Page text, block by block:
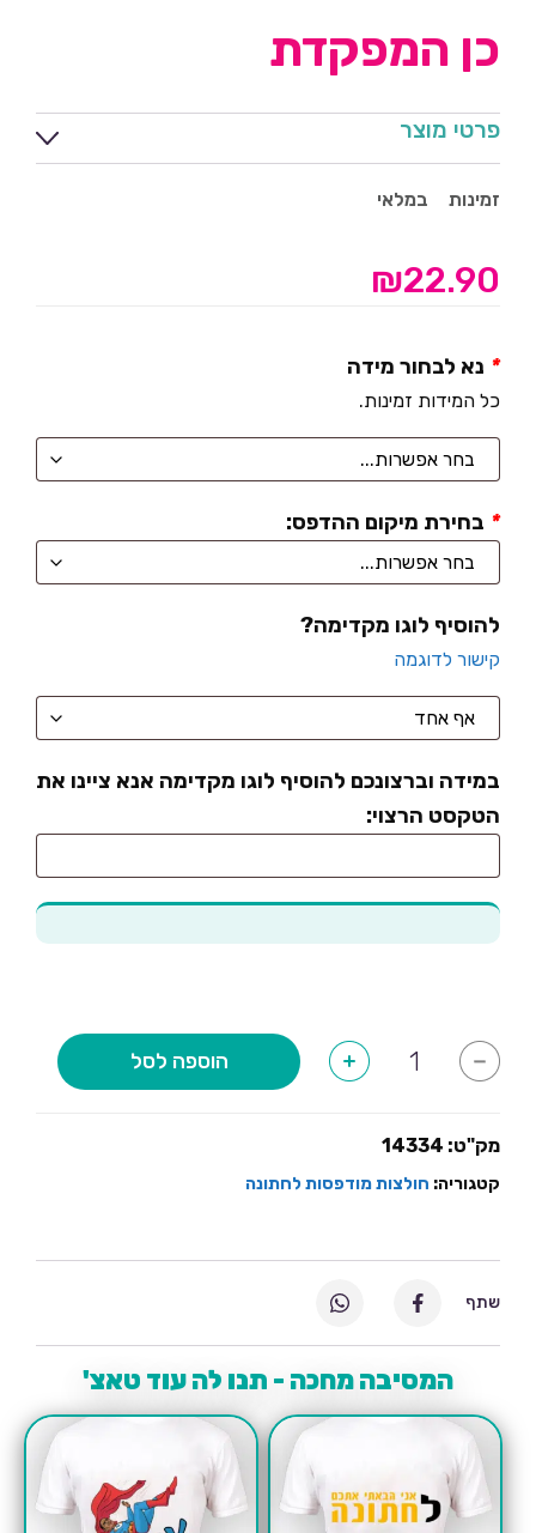
כן המפקדת
פרטי מוצר
זמינות במלאי
₪22.90
נא לבחור מידה *
כל המידות זמינות.
בחירת מיקום ההדפס: *
להוסיף לוגו מקדימה?
קישור לדוגמה
במידה וברצונכם להוסיף לוגו מקדימה אנא ציינו את
הטקסט הרצוי:
-
של
+ הוספה לסל
מק"ט: 14334
קטגוריה: חולצות מודפסות לחתונה
המסיבה מחכה - תנו לה עוד טאצ'
שתף